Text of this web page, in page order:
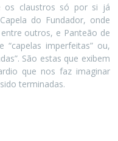
os claustros só por si já
do Fundador, onde
outros, e Panteão de
“capelas imperfeitas” ou,
São estas que exibem
que nos faz imaginar
terminadas.